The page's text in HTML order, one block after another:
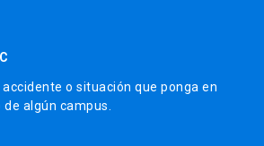
o situación que ponga en
algún campus.